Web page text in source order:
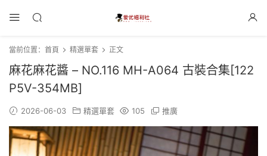
當前位置： 首頁 精選單套 正文
麻花麻花醬 – NO.116 MH-A064 古裝合集[122
P5V-354MB]
2026-06-03 精選單套 105 推廣